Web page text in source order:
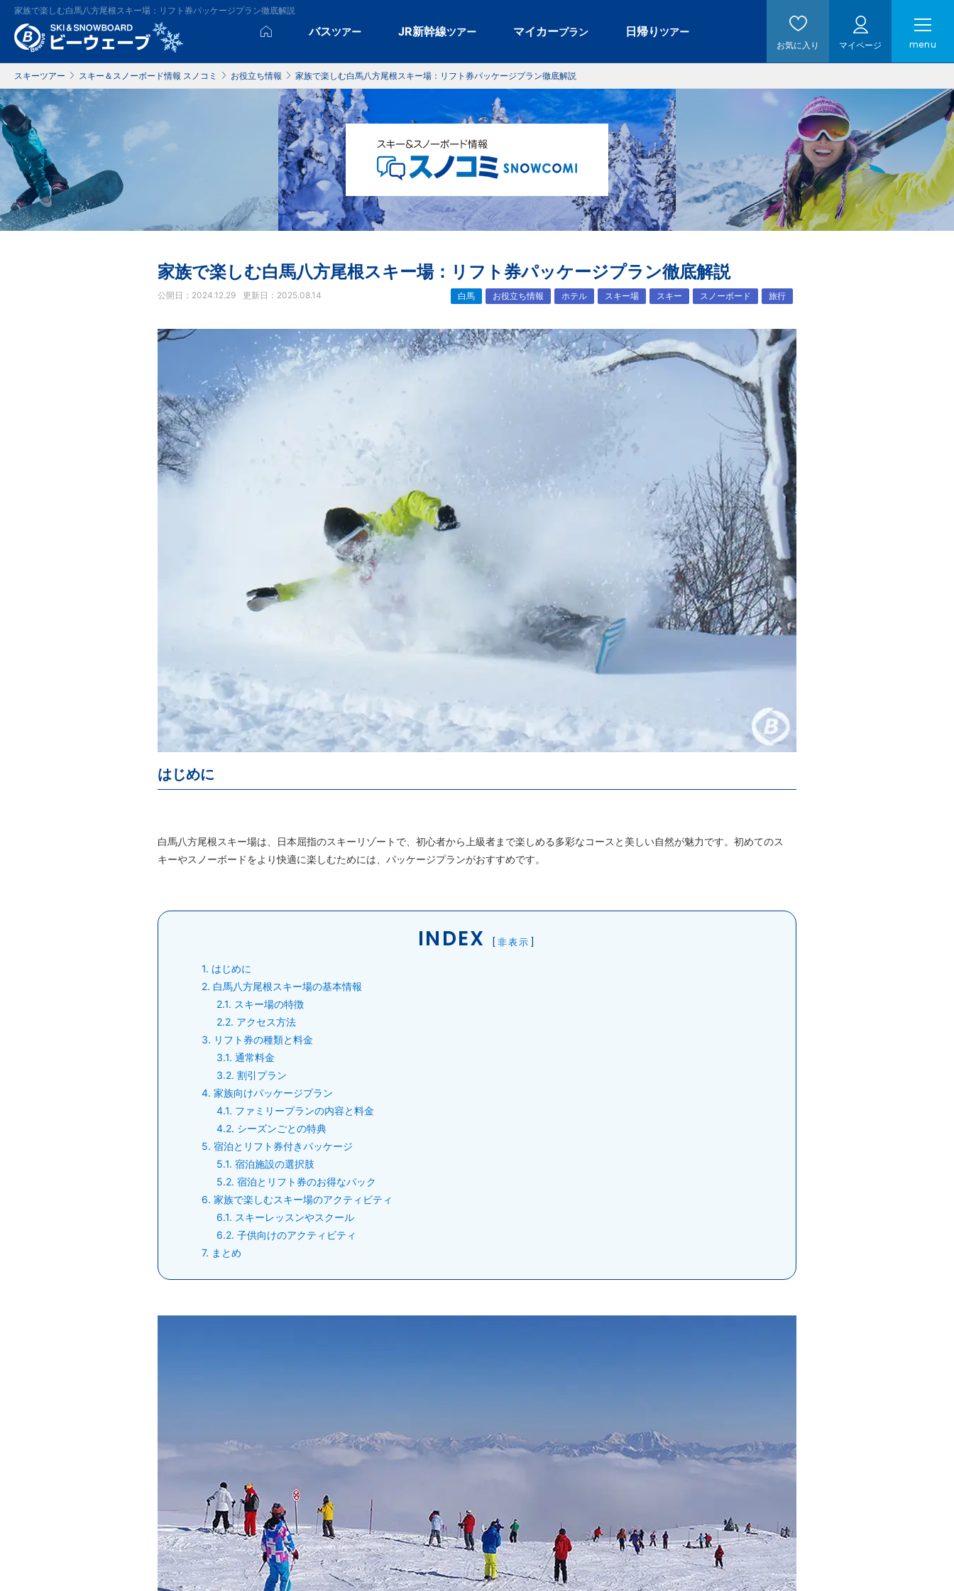
家族で楽しむ白馬八方尾根スキー場：リフト券パッケージプラン徹底解説
バスツアー JR新幹線ツアー マイカープラン 日帰り ツアー
お気に入り マイページ menu
スキーツアー スキー＆スノーボード情報 スノコミ お役立ち情報 家族で楽しむ白馬八方尾根スキー場：リフト券パッケージプラン徹底解説
家族で楽しむ白馬八方尾根スキー場：リフト券パッケージプラン徹底解説
公開日：2024.12.29 更新日：2025.08.14 白馬 お役立ち情報 ホテル スキー場 スキー スノーボード 旅行
はじめに
白馬八方尾根スキー場は、日本屈指のスキーリゾートで、初心者から上級者まで楽しめる多彩なコースと美しい自然が魅力です。初めてのス
キーやスノーボードをより快適に楽しむためには、パッケージプランがおすすめです。
INDEX [非表示 ]
1 はじめに
2 白馬八方尾根スキー場の基本情報
2.1
スキー場の特徴
2.2 アクセス方法
3
リフト券の種類と料金
3.1 通常料金
3.2 割引プラン
4 家族向けパッケージプラン
4.1 ファミリープランの内容と料金
4.2 シーズンごとの特典
5 宿泊とリフト券付きパッケージ
5.1 宿泊施設の選択肢
5.2 宿泊とリフト券のお得なパック
6 家族で楽しむスキー場のアクティビティ
6.1
スキーレッスンやスクール
6.2 子供向けのアクティビティ
7
まとめ